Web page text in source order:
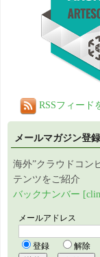
RSSフィード
メールマガジン登録
海外”クラウドコン
テンツをご紹介
バックナンバー